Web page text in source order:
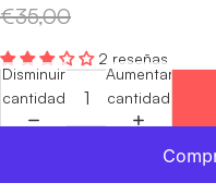
€35,00
2 reseñas
Disminuir
cantidad
Aumentar
cantidad